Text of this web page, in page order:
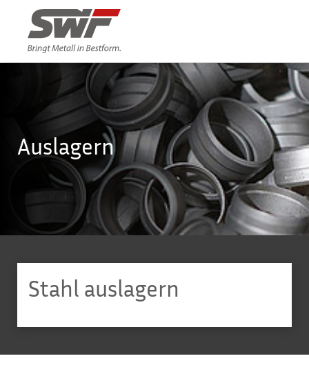
Auslagern
Stahl auslagern